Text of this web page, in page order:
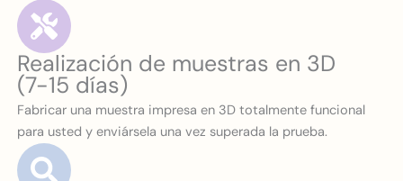
Realización de muestras en 3D
(7-15 días)
Fabricar una muestra impresa en 3D totalmente funcional
para usted y enviársela una vez superada la prueba.